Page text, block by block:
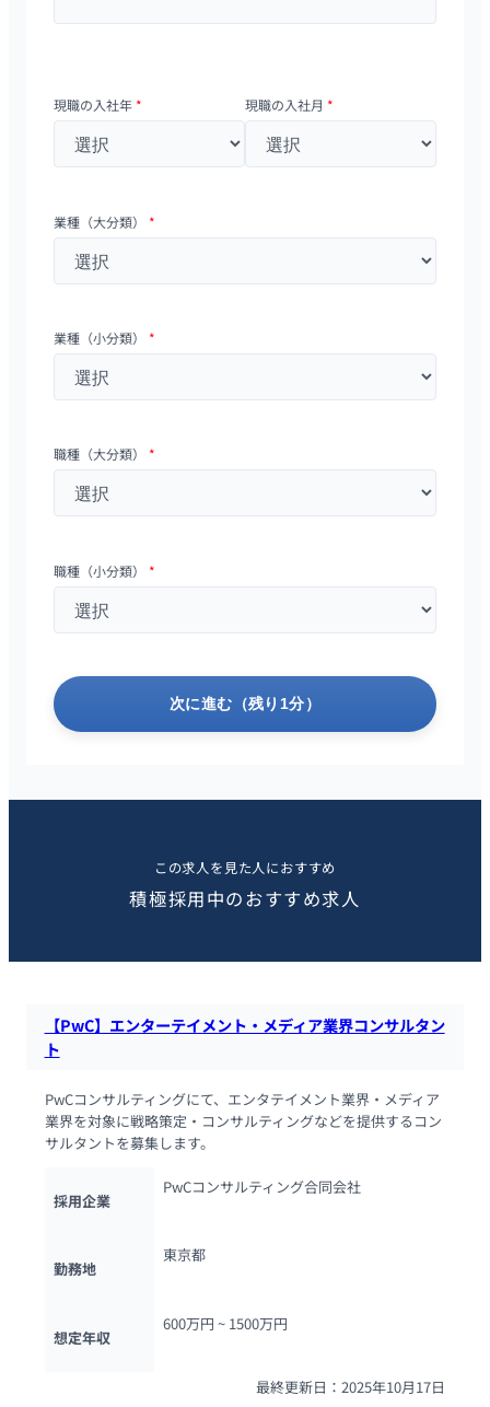
現職の入社年 * 現職の入社月 *
業種（大分類） *
業種（小分類） *
職種（大分類） *
職種（小分類） *
次に進む（残り1分）
この求人を見た人におすすめ
積極採用中のおすすめ求人
【PwC】エンターテイメント・メディア業界コンサルタン
ト
PwCコンサルティングにて、エンタテイメント業界・メディア
業界を対象に戦略策定・コンサルティングなどを提供するコン
サルタントを募集します。
採用企業
PwCコンサルティング合同会社
勤務地
東京都
想定年収
600万円 ~ 1500万円
最終更新日：2025年10月17日